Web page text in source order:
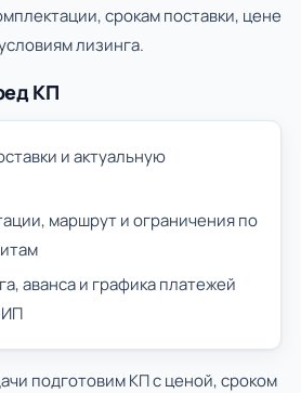
срокам поставки, цене
лизинга.
КП
и актуальную
маршрут и ограничения по
аванса и графика платежей
подготовим КП с ценой, сроком